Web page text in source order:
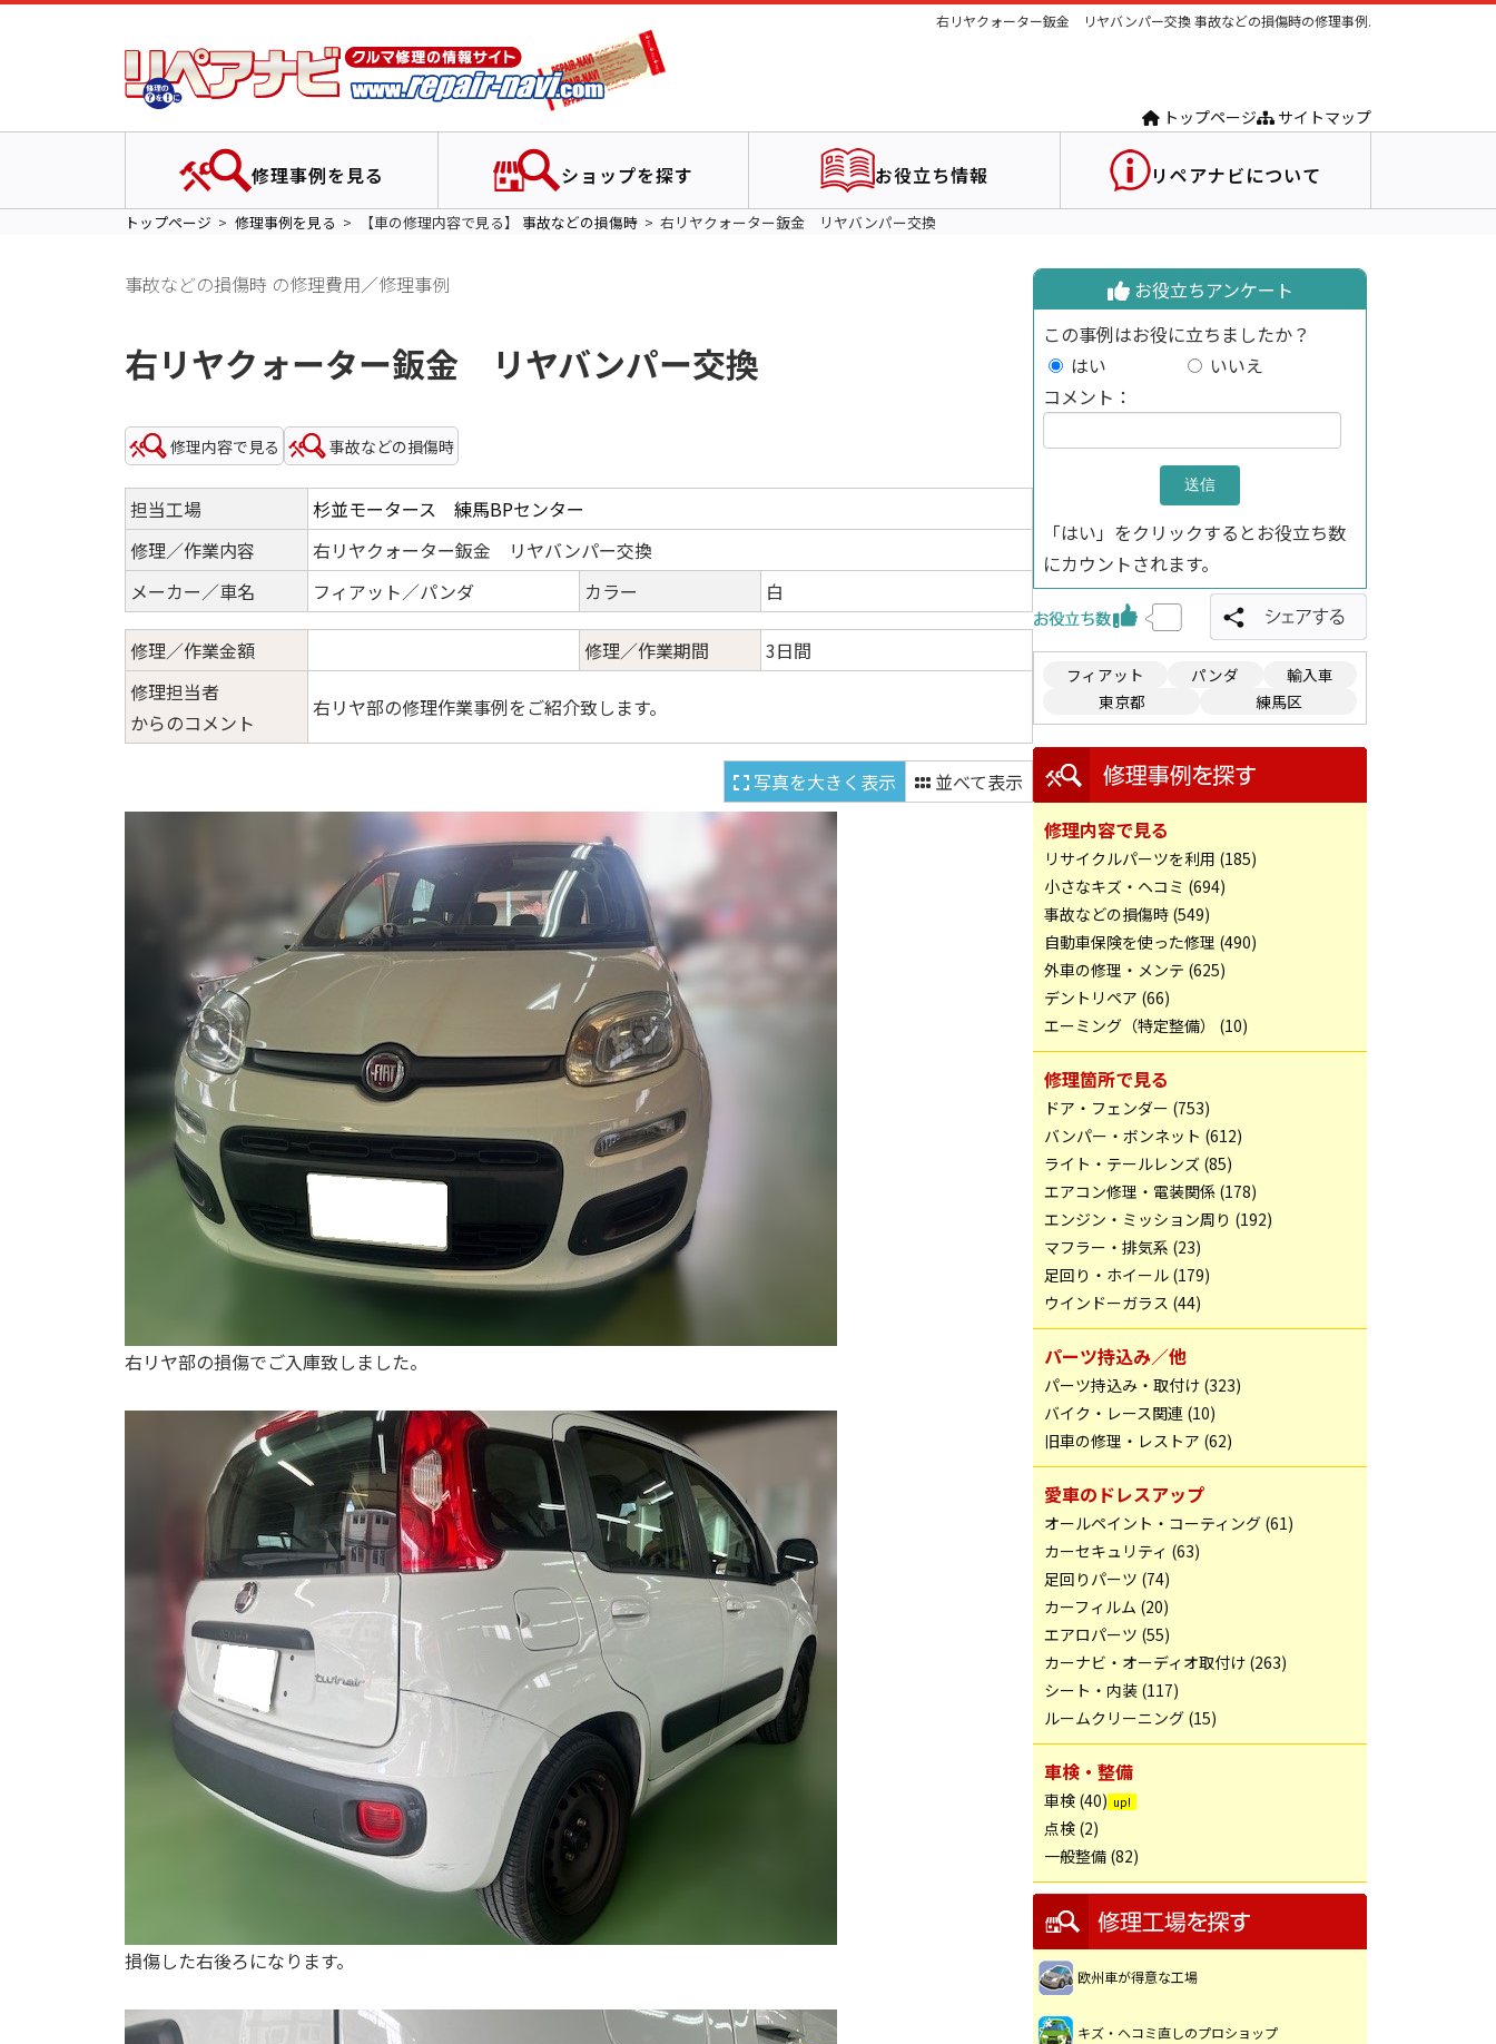
右リヤクォーター鈑金 リヤバンパー交換 事故などの損傷時の修理事例.
トップページ サイトマップ
修理事例を見る ショップを探す お役立ち情報 リペアナビについて
トップページ 修理事例を見る 【車の修理内容で見る】 事故などの損傷時 右リヤクォーター鈑金 リヤバンパー交換
事故などの損傷時 の修理費用／修理事例
右リヤクォーター鈑金 リヤバンパー交換
修理内容で見る 事故などの損傷時
担当工場
杉並モータース 練馬BPセンター
修理／作業内容
右リヤクォーター鈑金 リヤバンパー交換
メーカー／車名
フィアット／パンダ カラー 白
修理／作業金額 修理／作業期間
3日間
修理担当者
からのコメント
右リヤ部の修理作業事例をご紹介致します。
写真を大きく表示 並べて表示
右リヤ部の損傷でご入庫致しました。
損傷した右後ろになります。
お役立ちアンケート
この事例はお役に立ちましたか？
はい
いいえ
コメント：
「はい」をクリックするとお役立ち数
にカウントされます。
フィアット パンダ
輸入車
東京都
練馬区
修理内容で見る
リサイクルパーツを利用 (185)
小さなキズ・ヘコミ (694)
事故などの損傷時 (549)
自動車保険を使った修理 (490)
外車の修理・メンテ (625)
デントリペア (66)
エーミング（特定整備） (10)
修理箇所で見る
ドア・フェンダー (753)
バンパー・ボンネット (612)
ライト・テールレンズ (85)
エアコン修理・電装関係 (178)
エンジン・ミッション周り (192)
マフラー・排気系 (23)
足回り・ホイール (179)
ウインドーガラス (44)
パーツ持込み／他
パーツ持込み・取付け (323)
バイク・レース関連 (10)
旧車の修理・レストア (62)
愛車のドレスアップ
オールペイント・コーティング (61)
カーセキュリティ (63)
足回りパーツ (74)
カーフィルム (20)
エアロパーツ (55)
カーナビ・オーディオ取付け (263)
シート・内装 (117)
ルームクリーニング (15)
車検・整備
車検 (40)
点検 (2)
一般整備 (82)
欧州車が得意な工場
キズ・ヘコミ直しのプロショップ